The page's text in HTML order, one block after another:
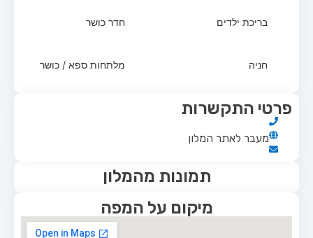
בריכת ילדים חדר כושר
חניה מלתחות ספא / כושר
תמונות מהמלון
מיקום על המפה
פרטי התקשרות
מעבר לאתר המלון